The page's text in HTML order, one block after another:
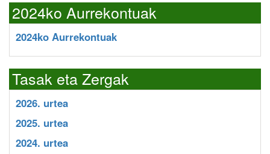
2024ko Aurrekontuak
2024ko Aurrekontuak
Tasak eta Zergak
2026. urtea
2025. urtea
2024. urtea